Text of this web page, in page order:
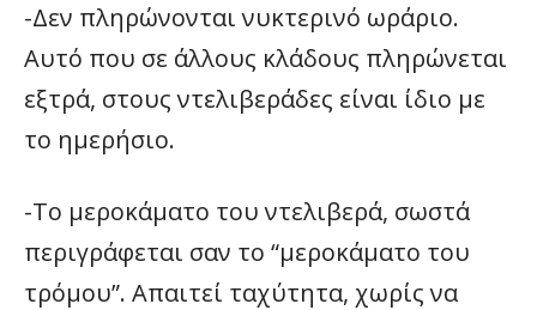
-Δεν πληρώνονται νυκτερινό ωράριο.
Αυτό που σε άλλους κλάδους πληρώνεται
εξτρά, στους ντελιβεράδες είναι ίδιο με
το ημερήσιο.
-Το μεροκάματο του ντελιβερά, σωστά
περιγράφεται σαν το “μεροκάματο του
τρόμου”. Aπαιτεί ταχύτητα, χωρίς να